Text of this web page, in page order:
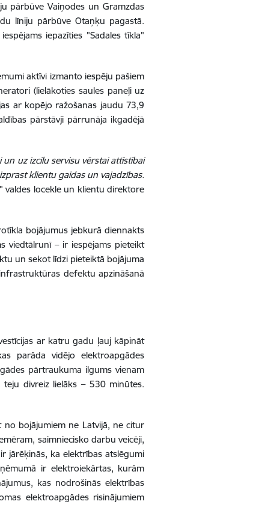
pārbūve Vaiņodes un Gramzdas
līniju pārbūve Otaņķu pagastā.
iepazīties "Sadales tīkla"
aktīvi izmanto iespēju pašiem
(lielākoties saules paneļi uz
ar kopējo ražošanas jaudu 73,9
pārstāvji pārrunāja ikgadējā
uz izcilu servisu vērstai attīstībai
klientu gaidas un vajadzības.
valdes locekle un klientu direktore
bojājumus jebkurā diennakts
viedtālrunī – ir iespējams pieteikt
un sekot līdzi pieteiktā bojājuma
defektu apzināšanā
ar katru gadu ļauj kāpināt
parāda vidējo elektroapgādes
pārtraukuma ilgums vienam
divreiz lielāks – 530 minūtes.
no bojājumiem ne Latvijā, ne citur
saimniecisko darbu veicēji,
jārēķinās, ka elektrības atslēgumi
ir elektroiekārtas, kurām
kas nodrošinās elektrības
elektroapgādes risinājumiem